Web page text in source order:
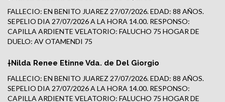
FALLECIO: EN BENITO JUAREZ 27/07/2026. EDAD: 88 AÑOS.
SEPELIO DIA 27/07/2026 A LA HORA 14.00. RESPONSO:
CAPILLA ARDIENTE VELATORIO: FALUCHO 75 HOGAR DE
DUELO: AV OTAMENDI 75
†Nilda Renee Etinne Vda. de Del Giorgio
FALLECIO: EN BENITO JUAREZ 27/07/2026. EDAD: 88 AÑOS.
SEPELIO DIA 27/07/2026 A LA HORA 14.00. RESPONSO:
CAPILLA ARDIENTE VELATORIO: FALUCHO 75 HOGAR DE